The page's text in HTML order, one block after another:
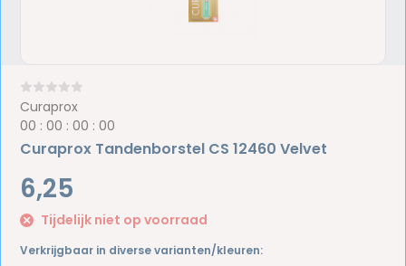
Curaprox
00 :00 :00 :00
Curaprox Tandenborstel CS 12460 Velvet
6,25
Tijdelijk niet op voorraad
Verkrijgbaar in diverse varianten/kleuren: